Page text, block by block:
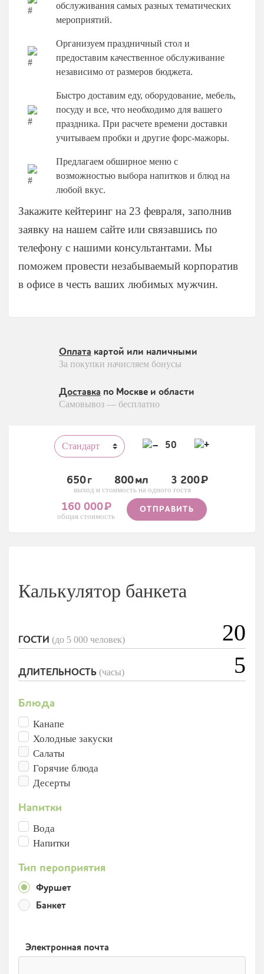
обслуживания самых разных тематических
мероприятий.
Организуем праздничный стол и
предоставим качественное обслуживание
независимо от размеров бюджета.
Быстро доставим еду, оборудование, мебель,
посуду и все, что необходимо для вашего
праздника. При расчете времени доставки
учитываем пробки и другие форс-мажоры.
Предлагаем обширное меню с
возможностью выбора напитков и блюд на
любой вкус.
Закажите кейтеринг на 23 февраля, заполнив
заявку на нашем сайте или связавшись по
телефону с нашими консультантами. Мы
поможем провести незабываемый корпоратив
в офисе в честь ваших любимых мужчин.
Оплата картой или наличными
За покупки начисляем бонусы
Доставка по Москве и области
Самовывоз — бесплатно
50
650 800 3 200
выход и стоимость на одного гостя
160 000
общая стоимость
ОТПРАВИТЬ
Калькулятор банкета
ГОСТИ (до 5 000 человек)
ДЛИТЕЛЬНОСТЬ (часы)
Блюда
Канапе
Холодные закуски
Салаты
Горячие блюда
Десерты
Напитки
Вода
Напитки
Тип пероприятия
Фуршет
Банкет
Электронная почта